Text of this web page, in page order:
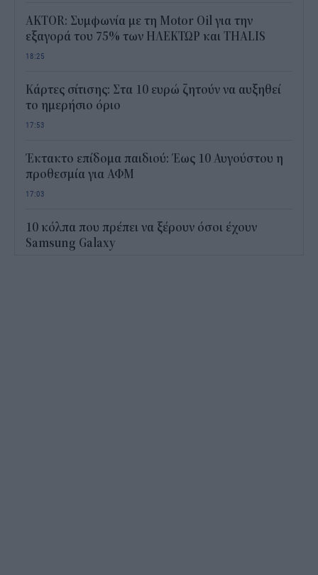
AKTOR: Συμφωνία με τη Motor Oil για την
εξαγορά του 75% των ΗΛΕΚΤΩΡ και THALIS
18:25
Κάρτες σίτισης: Στα 10 ευρώ ζητούν να αυξηθεί
το ημερήσιο όριο
17:53
Έκτακτο επίδομα παιδιού: Έως 10 Αυγούστου η
προθεσμία για ΑΦΜ
17:03
10 κόλπα που πρέπει να ξέρουν όσοι έχουν
Samsung Galaxy